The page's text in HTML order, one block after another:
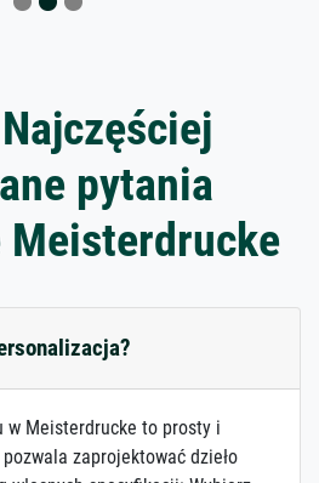
pytania
Meisterdrucke
w Meisterdrucke to prosty i
zaprojektować dzieło